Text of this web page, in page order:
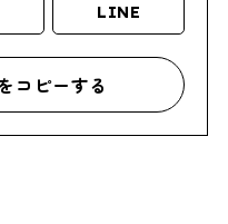
LINE
コピーする